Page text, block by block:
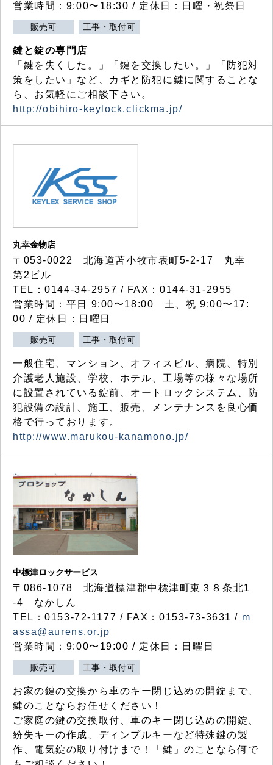
営業時間：9:00〜18:30 / 定休日：日曜・祝祭日
販売可 工事・取付可
鍵と錠の専門店
「鍵を失くした。」「鍵を交換したい。」「防犯対
策をしたい」など、カギと防犯に鍵に関することな
ら、お気軽にご相談下さい。
http://obihiro-keylock.clickma.jp/
丸幸金物店
〒053-0022 北海道苫小牧市表町5-2-17 丸幸
第2ビル
TEL：0144-34-2957 / FAX：0144-31-2955
営業時間：平日 9:00〜18:00 土、祝 9:00〜17:
00 / 定休日：日曜日
販売可 工事・取付可
一般住宅、マンション、オフィスビル、病院、特別
介護老人施設、学校、ホテル、工場等の様々な場所
に設置されている錠前、オートロックシステム、防
犯設備の設計、施工、販売、メンテナンスを良心価
格で行っております。
http://www.marukou-kanamono.jp/
中標津ロックサービス
〒086-1078 北海道標津郡中標津町東３８条北1
-4 なかしん
TEL：0153-72-1177 / FAX：0153-73-3631 / m
assa@aurens.or.jp
営業時間：9:00〜19:00 / 定休日：日曜日
販売可 工事・取付可
お家の鍵の交換から車のキー閉じ込めの開錠まで、
鍵のことならお任せください！
ご家庭の鍵の交換取付、車のキー閉じ込めの開錠、
紛失キーの作成、ディンプルキーなど特殊鍵の製
作、電気錠の取り付けまで！「鍵」のことなら何で